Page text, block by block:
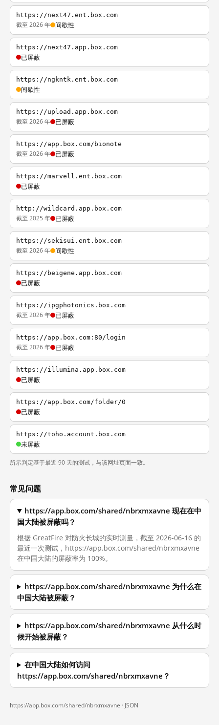
https://next47.ent.box.com
截至 2026 年 间歇性
https://next47.app.box.com
已屏蔽
https://ngkntk.ent.box.com
间歇性
https://upload.app.box.com
截至 2026 年 已屏蔽
https://app.box.com/bionote
截至 2026 年 已屏蔽
https://marvell.ent.box.com
已屏蔽
http://wildcard.app.box.com
截至 2025 年 已屏蔽
https://sekisui.ent.box.com
截至 2026 年 间歇性
https://beigene.app.box.com
已屏蔽
https://ipgphotonics.box.com
截至 2026 年 已屏蔽
https://app.box.com:80/login
截至 2026 年 已屏蔽
https://illumina.app.box.com
已屏蔽
https://app.box.com/folder/0
已屏蔽
https://toho.account.box.com
未屏蔽
所示判定基于最近 90 天的测试，与该网址页面一致。
常见问题
https://app.box.com/shared/nbrxmxavne 现在在中
国大陆被屏蔽吗？
根据 GreatFire 对防火长城的实时测量，截至 2026-06-16 的
最近一次测试，https://app.box.com/shared/nbrxmxavne
在中国大陆的屏蔽率为 100%。
https://app.box.com/shared/nbrxmxavne 为什么在
中国大陆被屏蔽？
https://app.box.com/shared/nbrxmxavne 从什么时
候开始被屏蔽？
在中国大陆如何访问
https://app.box.com/shared/nbrxmxavne？
https://app.box.com/shared/nbrxmxavne · JSON